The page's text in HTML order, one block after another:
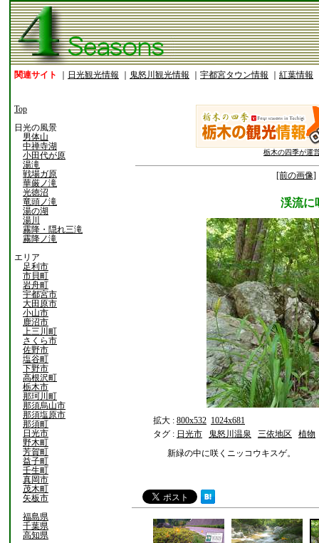
関連サイト 日光観光情報 鬼怒川観光情報 宇都宮タウン情報 紅葉情報
Top
日光の風景
男体山
中禅寺湖
小田代が原
湯滝
戦場ガ原
華厳ノ滝
光徳沼
竜頭ノ滝
湯の湖
湯川
霧降・隠れ三滝
霧降ノ滝
エリア
足利市
市貝町
岩舟町
宇都宮市
大田原市
小山市
鹿沼市
上三川町
さくら市
佐野市
塩谷町
下野市
高根沢町
栃木市
那珂川町
那須烏山市
那須塩原市
那須町
日光市
野木町
芳賀町
益子町
壬生町
真岡市
茂木町
矢板市
福島県
千葉県
高知県
栃木の四季が運
[前の画像]
渓流に
拡大 : 800x532 1024x681
タグ : 日光市 鬼怒川温泉 三依地区
植物
新緑の中に咲くニッコウキスゲ。